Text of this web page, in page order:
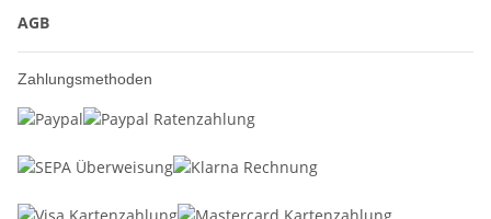
AGB
Zahlungsmethoden